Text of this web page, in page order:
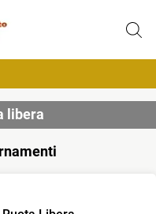
libera